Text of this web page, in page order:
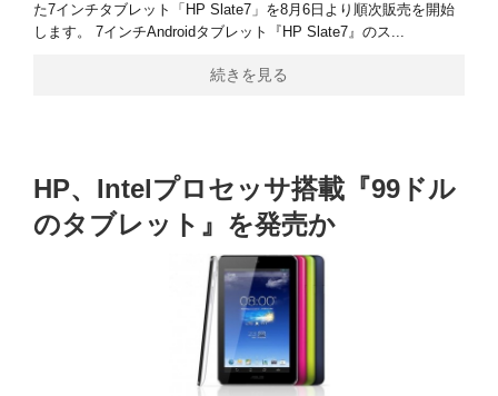
た7インチタブレット「HP Slate7」を8月6日より順次販売を開始
します。 7インチAndroidタブレット『HP Slate7』のス...
続きを見る
HP、Intelプロセッサ搭載『99ドル
のタブレット』を発売か